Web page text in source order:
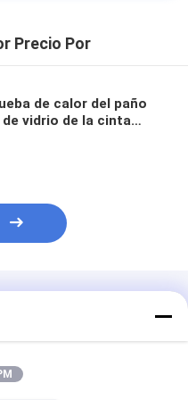
Precio Por
de calor del paño
vidrio de la cinta